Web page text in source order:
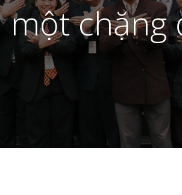
chặng